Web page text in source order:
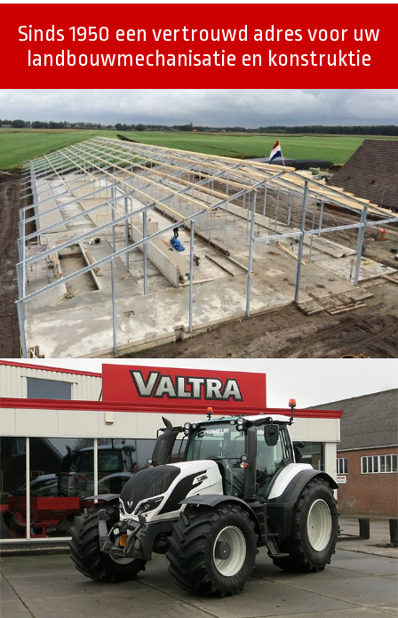
Sinds 1950 een vertrouwd adres voor uw
landbouwmechanisatie en konstruktie